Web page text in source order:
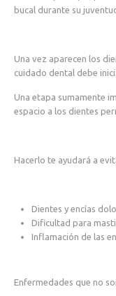
bucal durante su
Una vez aparecen los
cuidado dental debe
Una etapa sumamente
espacio a los dientes
Hacerlo te ayudará a
Dientes y encías
Dificultad para
Inflamación de las
Enfermedades que no